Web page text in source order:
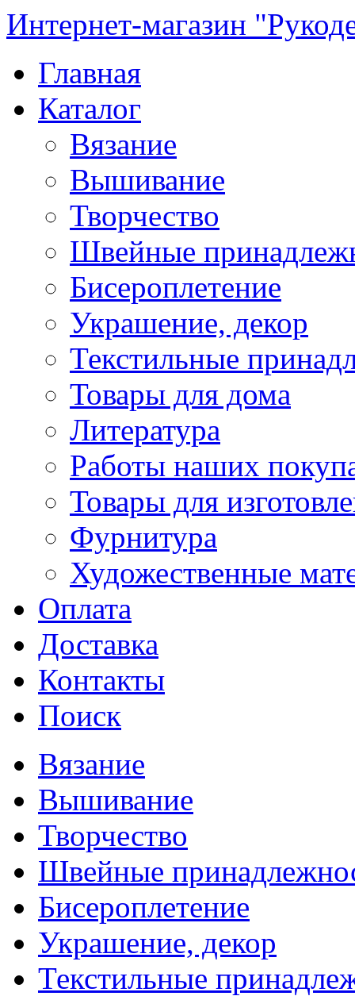
Интернет-магазин
Главная
Каталог
Вязание
Вышивание
Творчество
Швейные
Бисероплетение
Украшение, декор
Текстильные
Товары для дома
Литература
Работы наших
Товары для
Фурнитура
Художественные
Оплата
Доставка
Контакты
Поиск
Вязание
Вышивание
Творчество
Швейные
Бисероплетение
Украшение, декор
Текстильные